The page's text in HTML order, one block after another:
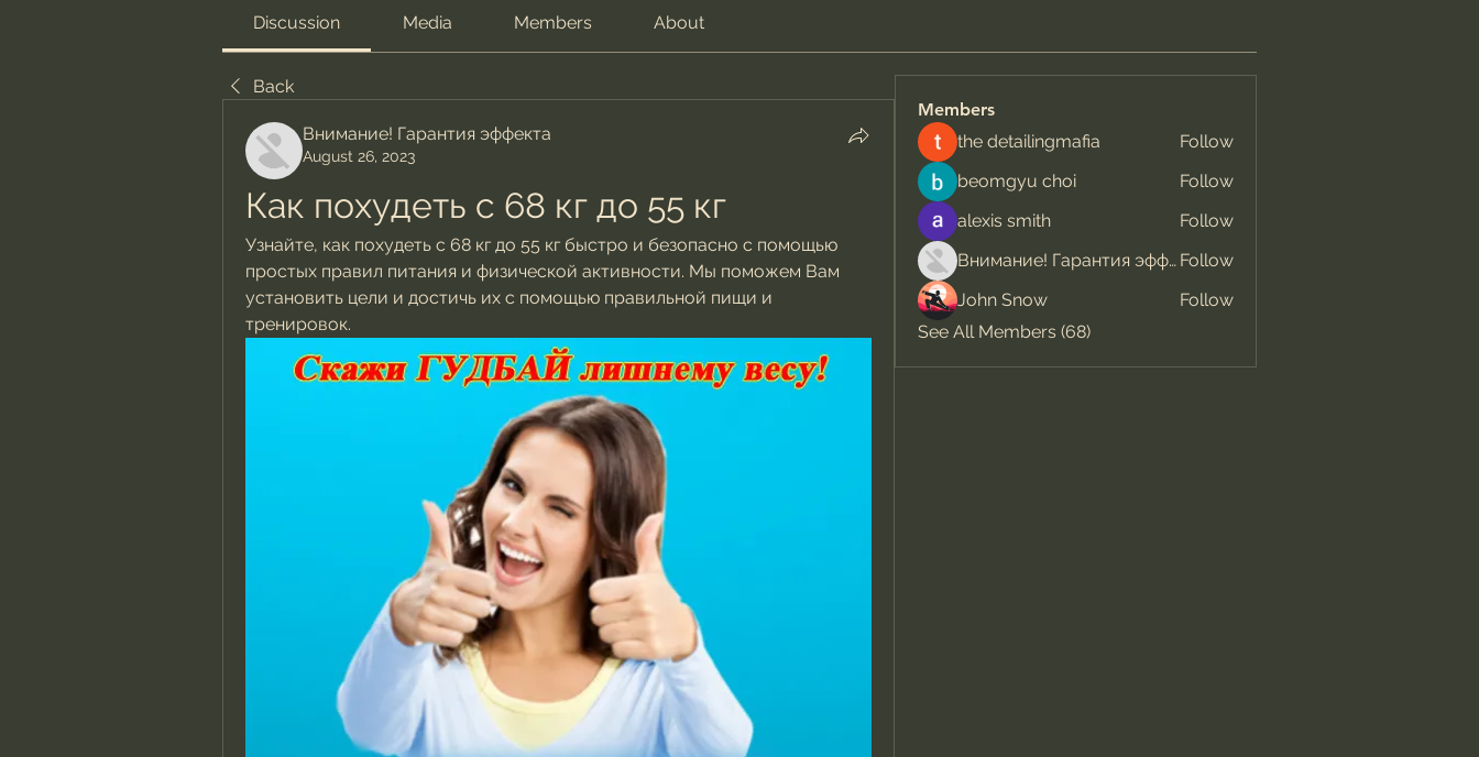
Discussion Media Members About
Back
Внимание! Гарантия эффекта
August 26, 2023
Как похудеть с 68 кг до 55 кг
Узнайте, как похудеть с 68 кг до 55 кг быстро и безопасно с помощью
простых правил питания и физической активности. Мы поможем Вам
установить цели и достичь их с помощью правильной пищи и
тренировок.
Members
the detailingmafia
Follow
beomgyu choi
Follow
alexis smith
Follow
Внимание! Гарантия эффекта Follow
John Snow
Follow
See All Members (68)